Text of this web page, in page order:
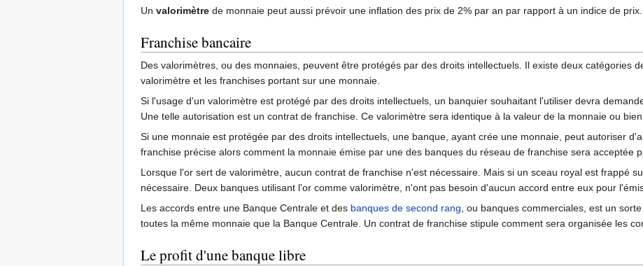
Un valorimètre de monnaie peut aussi prévoir une inflation des prix de 2% par an par rapport à un indice de prix.
Franchise bancaire
Des valorimètres, ou des monnaies, peuvent être protégés par des droits intellectuels. Il existe deux catégories
valorimètre et les franchises portant sur une monnaie.
Si l'usage d'un valorimètre est protégé par des droits intellectuels, un banquier souhaitant l'utiliser devra
Une telle autorisation est un contrat de franchise. Ce valorimètre sera identique à la valeur de la monnaie ou
Si une monnaie est protégée par des droits intellectuels, une banque, ayant crée une monnaie, peut autoriser
franchise précise alors comment la monnaie émise par une des banques du réseau de franchise sera acceptée
Lorsque l'or sert de valorimètre, aucun contrat de franchise n'est nécessaire. Mais si un sceau royal est frappé
nécessaire. Deux banques utilisant l'or comme valorimètre, n'ont pas besoin d'aucun accord entre eux pour
Les accords entre une Banque Centrale et des banques de second rang, ou banques commerciales, est un
toutes la même monnaie que la Banque Centrale. Un contrat de franchise stipule comment sera organisée les
Le profit d'une banque libre